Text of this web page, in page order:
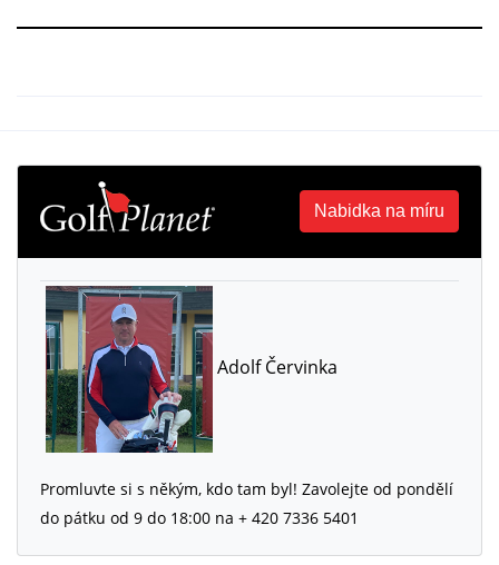
Nabidka na míru
Adolf Červinka
Promluvte si s někým, kdo tam byl! Zavolejte od pondělí
do pátku od 9 do 18:00 na + 420 7336 5401